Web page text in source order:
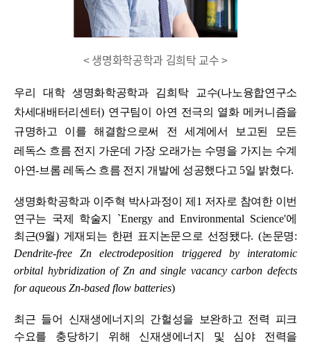
< 생명화학공학과 김희탁 교수 >
우리 대학 생명화학공학과 김희탁 교수(나노융합연구소
차세대배터리센터) 연구팀이 아연 전극의 열화 메커니즘을
규명하고 이를 해결함으로써 전 세계에서 보고된 모든
레독스 흐름 전지 가운데 가장 오래가는 수명을 가지는 수계
아연-브롬 레독스 흐름 전지 개발에 성공했다고 5일 밝혔다.
생명화학공학과 이주혁 박사과정이 제 1 저자로 참여한 이번
연구는 국제 학술지 `Energy and Environmental Science'에
최근(9월) 게재되는 한편 표지논문으로 선정됐다. (논문명:
Dendrite-free Zn electrodeposition triggered by interatomic
orbital hybridization of Zn and single vacancy carbon defects
for aqueous Zn-based flow batteries)
최근 들어 신재생에너지의 간헐성을 보완하고 전력 피크
수요를 충당하기 위해 신재생에너지 및 심야 전력을